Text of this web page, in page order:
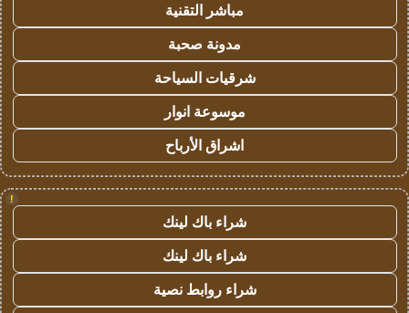
مباشر التقنية
مدونة صحبة
شرقيات السياحة
موسوعة انوار
اشراق الأرباح
!
شراء باك لينك
شراء باك لينك
شراء روابط نصية